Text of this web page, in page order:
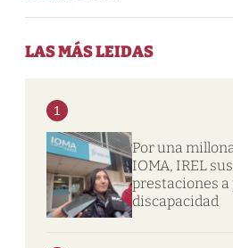
LAS MÁS LEIDAS
1
Por una
IOMA, IREL
prestaciones a
discapacidad